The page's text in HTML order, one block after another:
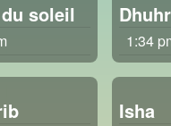
soleil Dhuhr
1:34
Isha